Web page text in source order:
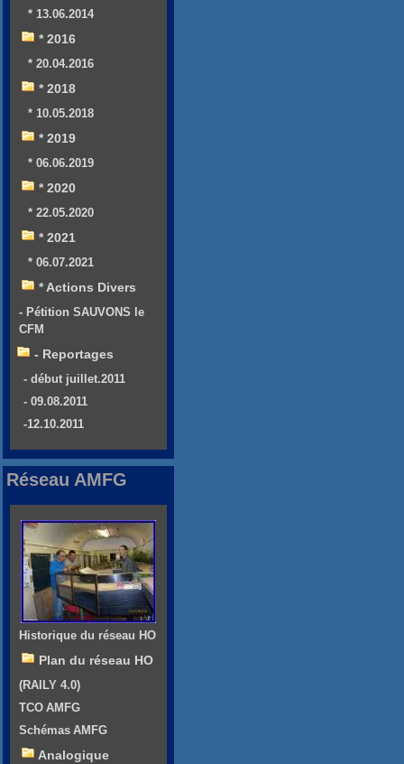
* 13.06.2014
* 2016
* 20.04.2016
* 2018
* 10.05.2018
* 2019
* 06.06.2019
* 2020
* 22.05.2020
* 2021
* 06.07.2021
* Actions Divers
- Pétition SAUVONS le
CFM
- Reportages
- début juillet.2011
- 09.08.2011
-12.10.2011
Réseau AMFG
Historique du réseau HO
Plan du réseau HO
(RAILY 4.0)
TCO AMFG
Schémas AMFG
Analogique